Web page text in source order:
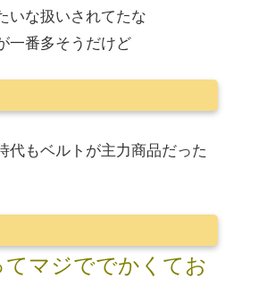
いな扱いされてたな
一番多そうだけど
代もベルトが主力商品だった
マジででかくてお